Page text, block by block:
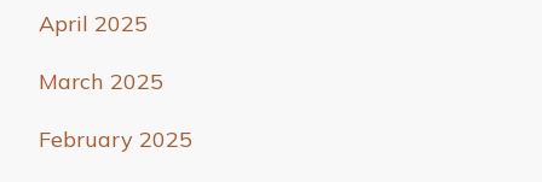
April 2025
March 2025
February 2025